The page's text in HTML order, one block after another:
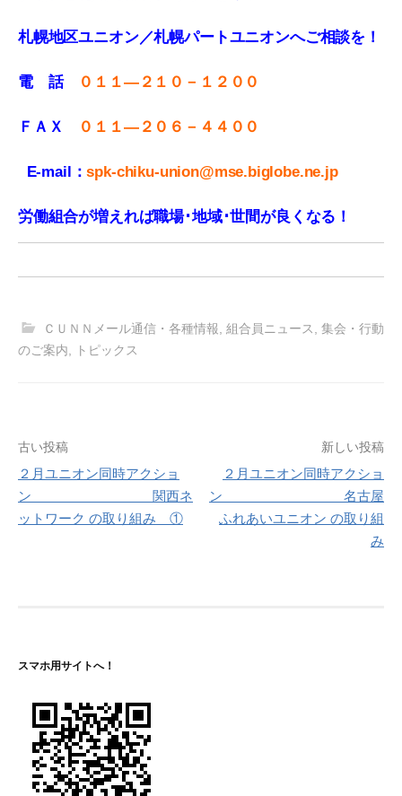
札幌地区ユニオン／札幌パートユニオンへご相談を！
電 話 ０１１—２１０－１２００
ＦＡＸ ０１１—２０６－４４００
E-mail：spk-chiku-union@mse.biglobe.ne.jp
労働組合が増えれば職場･地域･世間が良くなる！
ＣＵＮＮメール通信・各種情報 組合員ニュース
集会・行動
のご案内, トピックス
投
稿
ナ
ョ
ン
古い投稿
２月ユニオン同時アクショ
ン 関西ネ
ットワーク の取り組み ①
新しい投稿
２月ユニオン同時アクショ
ン 名古屋
ふれあいユニオン の取り組
み
スマホ用サイトへ！